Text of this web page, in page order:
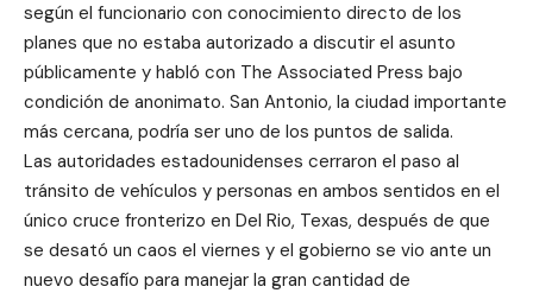
según el funcionario con conocimiento directo de los
planes que no estaba autorizado a discutir el asunto
públicamente y habló con The Associated Press bajo
condición de anonimato. San Antonio, la ciudad importante
más cercana, podría ser uno de los puntos de salida.
Las autoridades estadounidenses cerraron el paso al
tránsito de vehículos y personas en ambos sentidos en el
único cruce fronterizo en Del Rio, Texas, después de que
se desató un caos el viernes y el gobierno se vio ante un
nuevo desafío para manejar la gran cantidad de